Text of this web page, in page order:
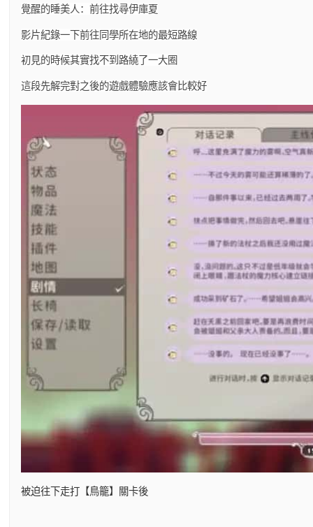
覺醒的睡美人：前往找尋伊庫夏
影片紀錄一下前往同學所在地的最短路線
初見的時候其實找不到路繞了一大圈
這段先解完對之後的遊戲體驗應該會比較好
被迫往下走打【鳥籠】關卡後